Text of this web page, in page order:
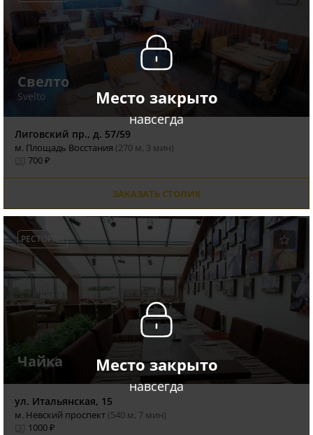
Место закрыто
навсегда
Свелто
Svelto
Лиговский пр., д. 57/59
м. Площадь Восстания (270 м, 3 мин)
700 ₽
ЗАКАЗАТЬ СТОЛИК
Место закрыто
навсегда
РЕСТОРАН
Чайка
ул. Итальянская, 15
м. Невский проспект (540 м, 7 мин)
1000 ₽